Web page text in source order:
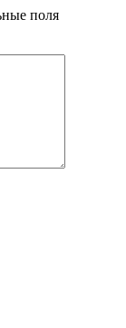
поля